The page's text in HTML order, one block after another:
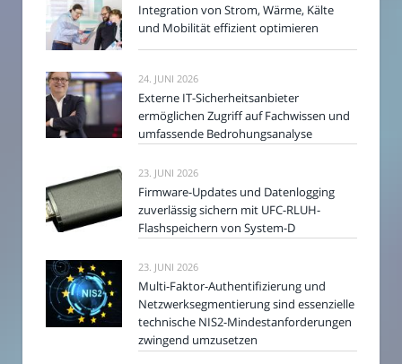
Integration von Strom, Wärme, Kälte
und Mobilität effizient optimieren
24. JUNI 2026
Externe IT-Sicherheitsanbieter
ermöglichen Zugriff auf Fachwissen und
umfassende Bedrohungsanalyse
23. JUNI 2026
Firmware-Updates und Datenlogging
zuverlässig sichern mit UFC-RLUH-
Flashspeichern von System-D
23. JUNI 2026
Multi-Faktor-Authentifizierung und
Netzwerksegmentierung sind essenzielle
technische NIS2-Mindestanforderungen
zwingend umzusetzen